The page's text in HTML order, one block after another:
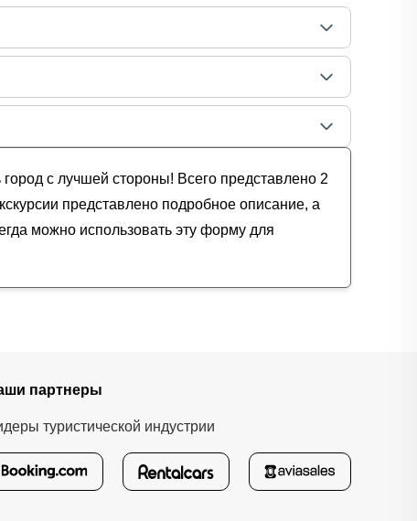
с лучшей стороны! Всего представлено 2
представлено подробное описание, а
можно использовать эту форму для
партнеры
туристической индустрии